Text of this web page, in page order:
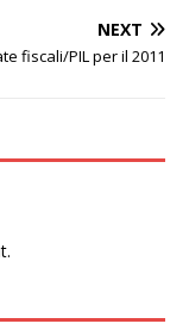
NEXT
fiscali/PIL per il 2011